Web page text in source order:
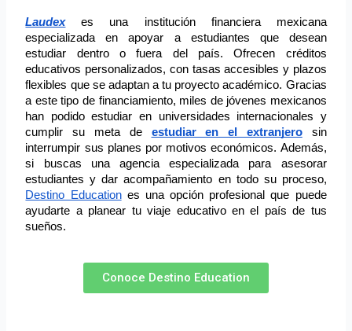
Laudex es una institución financiera mexicana
especializada en apoyar a estudiantes que desean
estudiar dentro o fuera del país. Ofrecen créditos
educativos personalizados, con tasas accesibles y plazos
flexibles que se adaptan a tu proyecto académico. Gracias
a este tipo de financiamiento, miles de jóvenes mexicanos
han podido estudiar en universidades internacionales y
cumplir su meta de estudiar en el extranjero sin
interrumpir sus planes por motivos económicos. Además,
si buscas una agencia especializada para asesorar
Destino Education es una opción profesional que puede
ayudarte a planear tu viaje educativo en el país de tus
sueños.
Conoce Destino Education